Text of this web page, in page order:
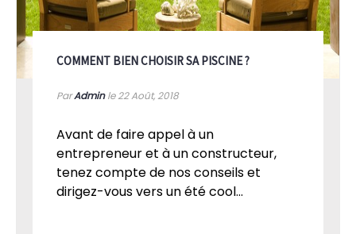
COMMENT BIEN CHOISIR SA PISCINE ?
ParAdminle 22Août, 2018
Avant de faire appel à un
entrepreneur et à un constructeur,
tenez compte de nos conseils et
dirigez-vous vers un été cool...